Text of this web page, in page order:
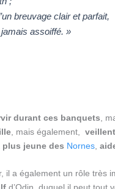
breuvage clair et parfait,
assoiffé. »
durant ces banquets ,
, mais également,
plus jeune des Nornes
il a également un rôle très